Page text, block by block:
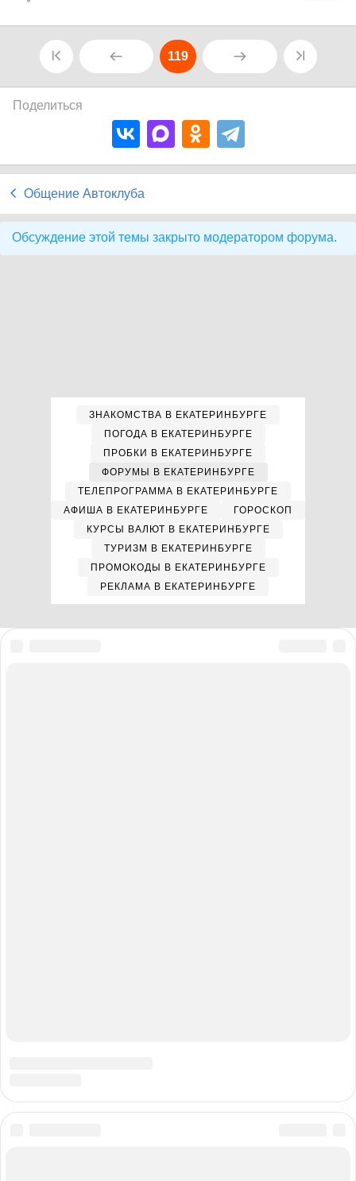
119
Поделиться
Общение Автоклуба
Обсуждение этой темы закрыто модератором форума.
ЗНАКОМСТВА В ЕКАТЕРИНБУРГЕ
ПОГОДА В ЕКАТЕРИНБУРГЕ
ПРОБКИ В ЕКАТЕРИНБУРГЕ
ФОРУМЫ В ЕКАТЕРИНБУРГЕ
ТЕЛЕПРОГРАММА В ЕКАТЕРИНБУРГЕ
АФИША В ЕКАТЕРИНБУРГЕ
ГОРОСКОП
КУРСЫ ВАЛЮТ В ЕКАТЕРИНБУРГЕ
ТУРИЗМ В ЕКАТЕРИНБУРГЕ
ПРОМОКОДЫ В ЕКАТЕРИНБУРГЕ
РЕКЛАМА В ЕКАТЕРИНБУРГЕ